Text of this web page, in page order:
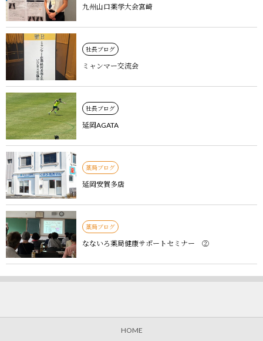
九州山口薬学大会宮崎
社長ブログ
ミャンマー交流会
社長ブログ
延岡AGATA
薬局ブログ
延岡安賀多店
薬局ブログ
なないろ薬局健康サポートセミナー ②
HOME